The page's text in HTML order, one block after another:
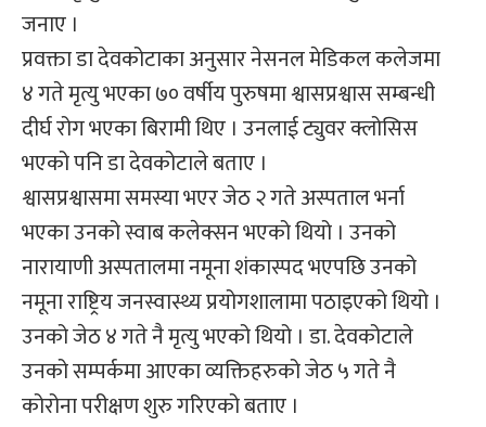
जनाए ।
प्रवक्ता डा देवकोटाका अनुसार नेसनल मेडिकल कलेजमा
४ गते मृत्यु भएका ७० वर्षीय पुरुषमा श्वासप्रश्वास सम्बन्धी
दीर्घ रोग भएका बिरामी थिए । उनलाई ट्युवर क्लोसिस
भएको पनि डा देवकोटाले बताए ।
श्वासप्रश्वासमा समस्या भएर जेठ २ गते अस्पताल भर्ना
भएका उनको स्वाब कलेक्सन भएको थियो । उनको
नारायाणी अस्पतालमा नमूना शंकास्पद भएपछि उनको
नमूना राष्ट्रिय जनस्वास्थ्य प्रयोगशालामा पठाइएको थियो ।
उनको जेठ ४ गते नै मृत्यु भएको थियो । डा. देवकोटाले
उनको सम्पर्कमा आएका व्यक्तिहरुको जेठ ५ गते नै
कोरोना परीक्षण शुरु गरिएको बताए ।